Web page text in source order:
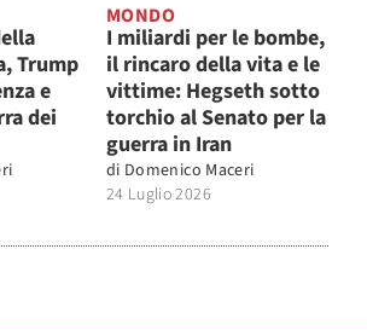
Trump
e
dei
MONDO
I miliardi per le bombe,
il rincaro della vita e le
vittime: Hegseth sotto
torchio al Senato per la
guerra in Iran
di Domenico Maceri
24 Luglio 2026